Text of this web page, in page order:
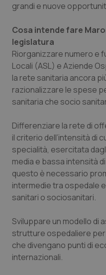
Psoriasi & pelle
Quotidiano
Quotidiano
Quotidiano
Rene & patologie
Salute orale &
Sangue &
Tiroide
Tumore al seno
grandi e nuove
Cosa intende fare
legislatura
Riorganizzare numero e
Locali (ASL) e Aziende
la rete sanitaria ancora
razionalizzare le spese
sanitaria che socio
Differenziare la rete di
il criterio dell’intensità di
specialità, esercitata
media e bassa intensità
questo è necessario
intermedie tra ospedale
sanitari o sociosanitari.
Sviluppare un modello di
strutture ospedaliere per
che divengano punti di
internazionali.